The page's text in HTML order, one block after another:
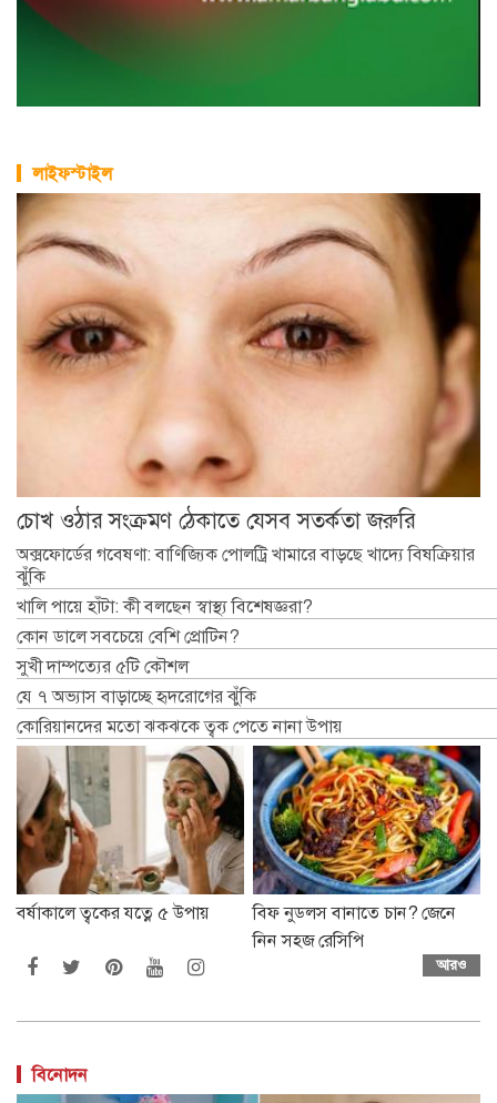
লাইফস্টাইল
চোখ ওঠার সংক্রমণ ঠেকাতে যেসব সতর্কতা জরুরি
অক্সফোর্ডের গবেষণা: বাণিজ্যিক পোলট্রি খামারে বাড়ছে খাদ্যে বিষক্রিয়ার
ঝুঁকি
খালি পায়ে হাঁটা: কী বলছেন স্বাস্থ্য বিশেষজ্ঞরা?
কোন ডালে সবচেয়ে বেশি প্রোটিন?
সুখী দাম্পত্যের ৫টি কৌশল
যে ৭ অভ্যাস বাড়াচ্ছে হৃদরোগের ঝুঁকি
কোরিয়ানদের মতো ঝকঝকে ত্বক পেতে নানা উপায়
বর্ষাকালে ত্বকের যত্নে ৫ উপায়
বিফ নুডলস বানাতে চান? জেনে
নিন সহজ রেসিপি
আরও
বিনোদন